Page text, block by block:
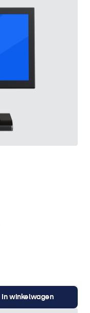
In winkelwagen